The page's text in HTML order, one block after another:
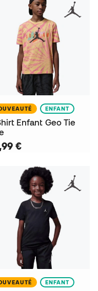
ENFANT
Enfant Geo Tie
€
ENFANT